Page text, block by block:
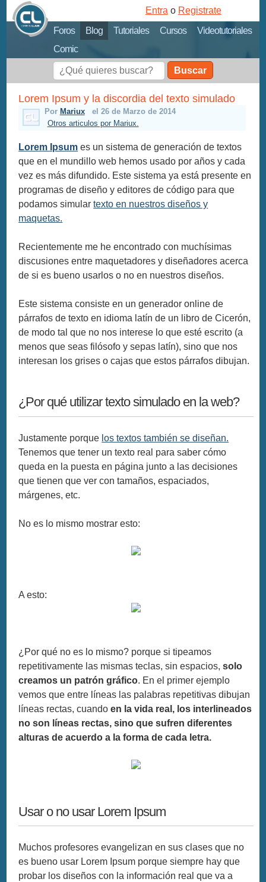
Foros Blog Tutoriales Cursos
Videotutoriales
Comic
Entra o Registrate
Buscar
Lorem Ipsum y la discordia del texto simulado
Por Mariux
el 26 de Marzo de 2014
Otros articulos por Mariux.
Lorem Ipsum es un sistema de generación de textos
que en el mundillo web hemos usado por años y cada
vez es más difundido. Este sistema ya está presente en
programas de diseño y editores de código para que
podamos simulartexto en nuestros diseños y
maquetas.
Recientemente me he encontrado con muchísimas
discusiones entre maquetadores y diseñadores acerca
de si es bueno usarlos o no en nuestros diseños.
Este sistema consiste en un generador online de
párrafos de texto en idioma latín de un libro de Cicerón,
de modo tal que no nos interese lo que esté escrito (a
menos que seas filósofo y sepas latín), sino que nos
interesan los grises o cajas que estos párrafos dibujan.
¿Por qué utilizar texto simulado en la web?
Justamente porque los textos también se diseñan.
Tenemos que tener un texto real para saber cómo
queda en la puesta en página junto a las decisiones
que tienen que ver con tamaños, espaciados,
márgenes, etc.
No es lo mismo mostrar esto:
A esto:
¿Por qué no es lo mismo? porque si tipeamos
repetitivamente las mismas teclas, sin espacios,solo
creamos un patrón gráfico. En el primer ejemplo
vemos que entre líneas las palabras repetitivas dibujan
líneas rectas, cuandoen la vida real, los interlineados
no son líneas rectas, sino que sufren diferentes
alturas de acuerdo a la forma de cada letra.
Usar o no usar Lorem Ipsum
Muchos profesores evangelizan en sus clases que no
es bueno usar Lorem Ipsum porque siempre hay que
probar los diseños con la información real que va a